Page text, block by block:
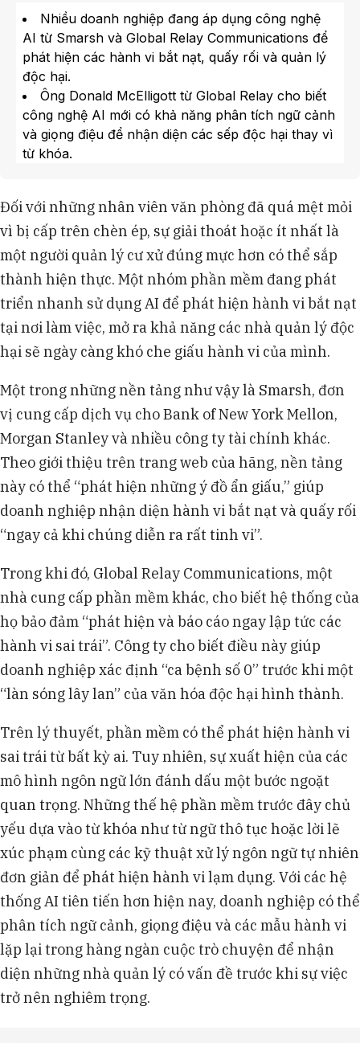
Nhiều doanh nghiệp đang áp dụng công nghệ
AI từ Smarsh và Global Relay Communications để
phát hiện các hành vi bắt nạt, quấy rối và quản lý
độc hại.
Ông Donald McElligott từ Global Relay cho biết
công nghệ AI mới có khả năng phân tích ngữ cảnh
và giọng điệu để nhận diện các sếp độc hại thay vì
từ khóa.
nhân viên để xây dựng hệ thống đánh giá điểm tín
nhiệm.
Chi phí vận hành là rào cản lớn khi các khách
hàng lớn của Smarsh phải xử lý từ 30 triệu đến 40
triệu tin nhắn mỗi ngày qua hệ thống.
Ông Robert Cruz từ Smarsh và luật sư Tracy
Billows cảnh báo việc giám sát này gây lo ngại về
quyền riêng tư và buộc doanh nghiệp phải sẵn
Đối với những nhân viên văn phòng đã quá mệt mỏi
vì bị cấp trên chèn ép, sự giải thoát hoặc ít nhất là
một người quản lý cư xử đúng mực hơn có thể sắp
thành hiện thực. Một nhóm phần mềm đang phát
triển nhanh sử dụng AI để phát hiện hành vi bắt nạt
tại nơi làm việc, mở ra khả năng các nhà quản lý độc
hại sẽ ngày càng khó che giấu hành vi của mình.
Một trong những nền tảng như vậy là Smarsh, đơn
vị cung cấp dịch vụ cho Bank of New York Mellon,
Morgan Stanley và nhiều công ty tài chính khác.
Theo giới thiệu trên trang web của hãng, nền tảng
này có thể “phát hiện những ý đồ ẩn giấu,” giúp
doanh nghiệp nhận diện hành vi bắt nạt và quấy rối
“ngay cả khi chúng diễn ra rất tinh vi”.
Trong khi đó, Global Relay Communications, một
nhà cung cấp phần mềm khác, cho biết hệ thống của
họ bảo đảm “phát hiện và báo cáo ngay lập tức các
hành vi sai trái”. Công ty cho biết điều này giúp
doanh nghiệp xác định “ca bệnh số 0” trước khi một
“làn sóng lây lan” của văn hóa độc hại hình thành.
Trên lý thuyết, phần mềm có thể phát hiện hành vi
sai trái từ bất kỳ ai. Tuy nhiên, sự xuất hiện của các
mô hình ngôn ngữ lớn đánh dấu một bước ngoặt
quan trọng. Những thế hệ phần mềm trước đây chủ
yếu dựa vào từ khóa như từ ngữ thô tục hoặc lời lẽ
xúc phạm cùng các kỹ thuật xử lý ngôn ngữ tự nhiên
đơn giản để phát hiện hành vi lạm dụng. Với các hệ
thống AI tiên tiến hơn hiện nay, doanh nghiệp có thể
phân tích ngữ cảnh, giọng điệu và các mẫu hành vi
lặp lại trong hàng ngàn cuộc trò chuyện để nhận
diện những nhà quản lý có vấn đề trước khi sự việc
trở nên nghiêm trọng.